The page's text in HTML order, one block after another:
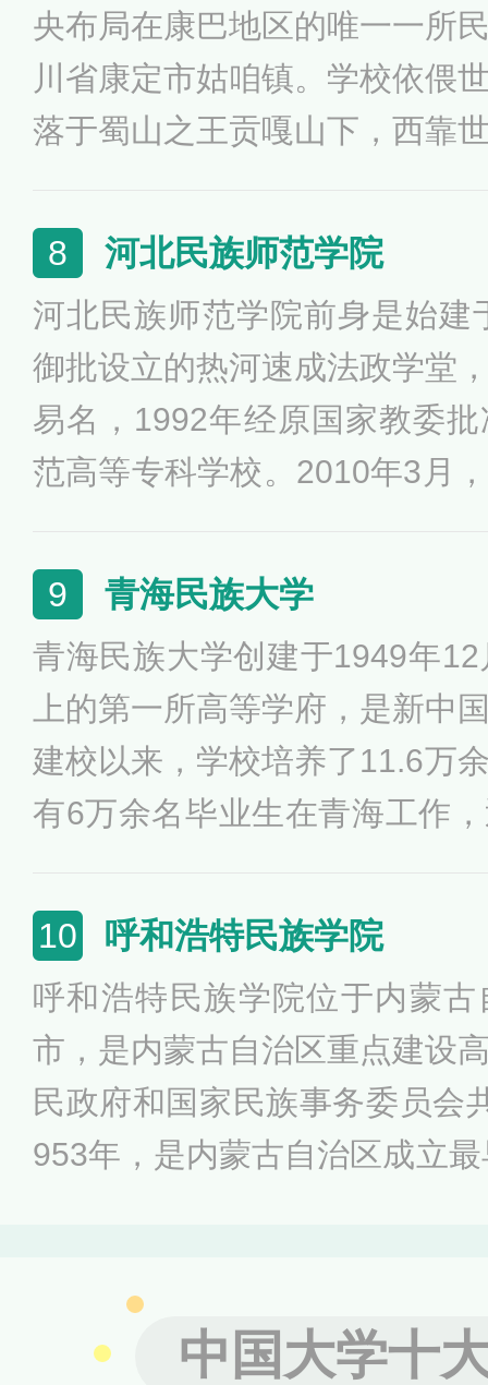
央布局在康巴地区的唯一一所
川省康定市姑咱镇。学校依偎
落于蜀山之王贡嘎山下，西靠
北接丹巴美人谷和仙境般的甲
涛入眠，白云诗意，书海蓝天
宜人，年平均气温18℃，是省
8 河北民族师范学院
河北民族师范学院前身是始建
御批设立的热河速成法政学堂
易名，1992年经原国家教委
范高等专科学校。2010年3月
高校，是河北省人民政府与国
地方高校。入选数据中国“百校
技术教育“双百计划”项目。
9 青海民族大学
青海民族大学创建于1949年
上的第一所高等学府，是新中
建校以来，学校培养了11.6万
有6万余名毕业生在青海工作
导干部、1300多名厅局级干部
殊津贴专家、600余名正高级
10 呼和浩特民族学院
呼和浩特民族学院位于内蒙
市，是内蒙古自治区重点建设
民政府和国家民族事务委员会
953年，是内蒙古自治区成立
教育部批准，学校升本更名为
中国大学十